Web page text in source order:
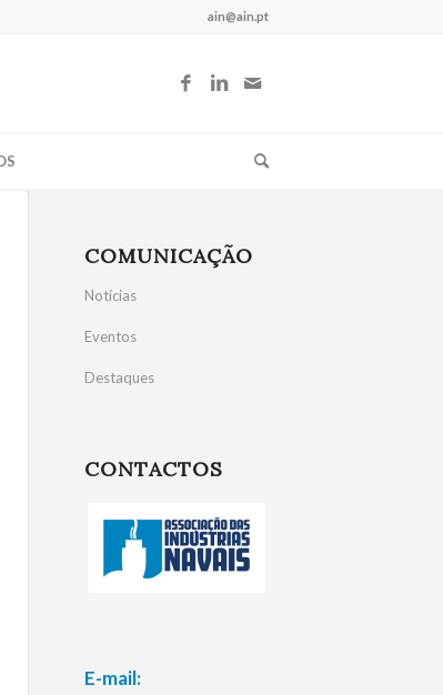
ain@ain.pt
COMUNICAÇÃO
Notícias
Eventos
Destaques
CONTACTOS
E-mail: